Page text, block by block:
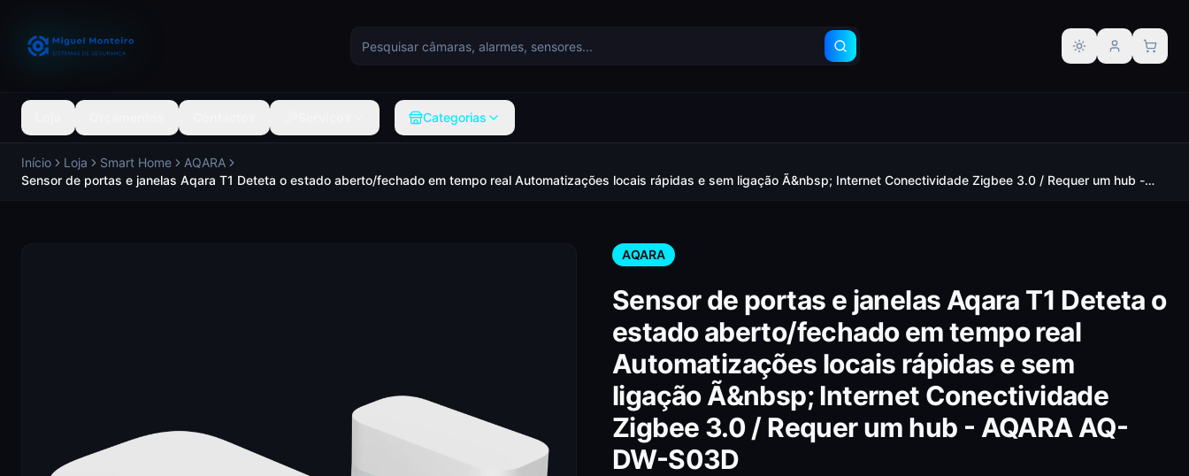
Alternar tema
Categorias
Início Loja Smart Home
AQARA
Sensor de portas e janelas Aqara T1 Deteta o estado aberto/fechado em tempo real Automatizações locais rápidas e sem ligação Ã&nbsp; Internet Conectividade Zigbee 3.0 / Requer um hub -
AQARA
Sensor de portas e janelas Aqara T1 Deteta o
estado aberto/fechado em tempo real
Automatizações locais rápidas e sem
ligação Ã&nbsp; Internet Conectividade
Zigbee 3.0 / Requer um hub - AQARA AQ-
DW-S03D